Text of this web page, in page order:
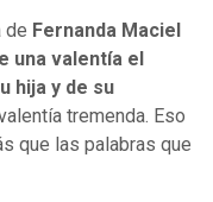
de Fernanda Maciel
una valentía el
hija y de su
tremenda. Eso
que las palabras que